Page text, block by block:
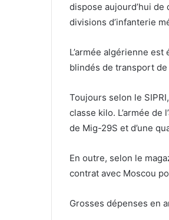
dispose aujourd’hui
divisions d’infanterie
L’armée algérienne
blindés de transport
Toujours selon le
classe kilo. L’armée de
de Mig-29S et d’une
En outre, selon le
contrat avec Moscou
Grosses dépenses en